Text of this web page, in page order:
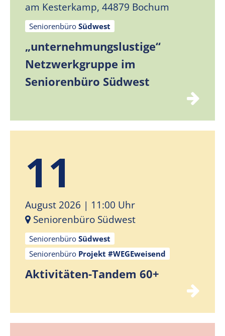
am Kesterkamp, 44879 Bochum
Seniorenbüro Südwest
„unternehmungslustige“
Netzwerkgruppe im
Seniorenbüro Südwest
11
August 2026 | 11:00 Uhr
Seniorenbüro Südwest
Seniorenbüro Südwest
Seniorenbüro Projekt #WEGEweisend
Aktivitäten-Tandem 60+